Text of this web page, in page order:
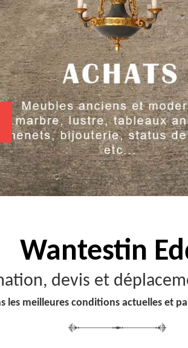
Wantestin
devis et
les meilleures conditions actuelles et